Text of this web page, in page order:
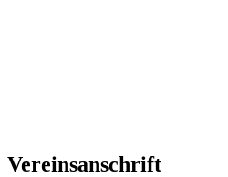
Vereinsanschrift